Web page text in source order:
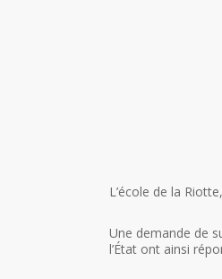
L’école de la
Une demande de
l’État ont ainsi